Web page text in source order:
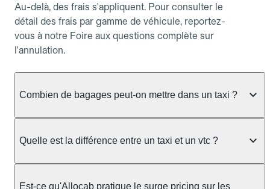
Au-delà, des frais s'appliquent. Pour consulter le
détail des frais par gamme de véhicule, reportez-
vous à notre Foire aux questions complète sur
l'annulation.
Combien de bagages peut-on mettre dans un taxi ?
taxi berline accueille en général jusqu'à 3 bagages
ou nombreux, précisez-le dans le champ "Message
au chauffeur" lors de la réservation. Le prix n'est
Quelle est la différence entre un taxi et un vtc ?
prendre en charge directement dans la rue, à une
Est-ce qu'Allocab pratique le surge pricing sur les